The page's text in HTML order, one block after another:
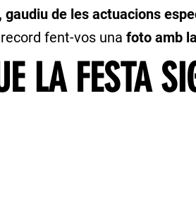
LA FESTA
de les actuacions
fent-vos una foto amb